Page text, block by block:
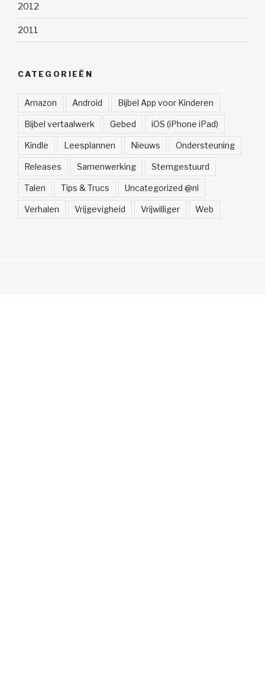
2012
2011
CATEGORIEËN
Amazon Android Bijbel App voor Kinderen
Bijbel vertaalwerk Gebed iOS (iPhone iPad)
Kindle Leesplannen Nieuws Ondersteuning
Releases Samenwerking Stemgestuurd
Talen Tips & Trucs Uncategorized @nl
Verhalen Vrijgevigheid Vrijwilliger Web